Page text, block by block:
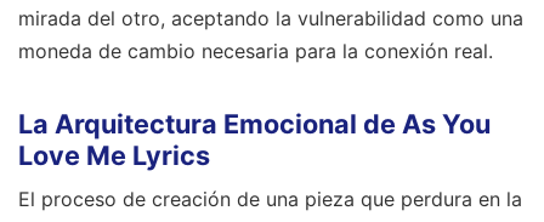
mirada del otro, aceptando la vulnerabilidad como una
moneda de cambio necesaria para la conexión real.
La Arquitectura Emocional de As You
Love Me Lyrics
El proceso de creación de una pieza que perdura en la